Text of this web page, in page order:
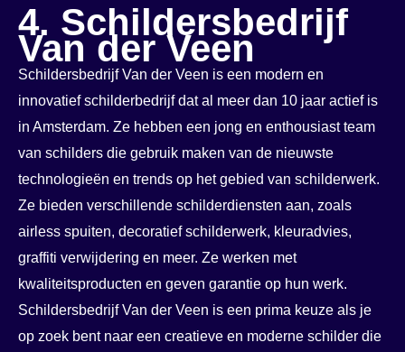
4. Schildersbedrijf
Van der Veen
Schildersbedrijf Van der Veen is een modern en
innovatief schilderbedrijf dat al meer dan 10 jaar actief is
in Amsterdam. Ze hebben een jong en enthousiast team
van schilders die gebruik maken van de nieuwste
technologieën en trends op het gebied van schilderwerk.
Ze bieden verschillende schilderdiensten aan, zoals
airless spuiten, decoratief schilderwerk, kleuradvies,
graffiti verwijdering en meer. Ze werken met
kwaliteitsproducten en geven garantie op hun werk.
Schildersbedrijf Van der Veen is een prima keuze als je
op zoek bent naar een creatieve en moderne schilder die